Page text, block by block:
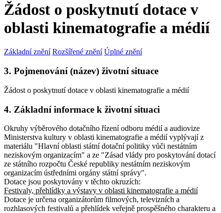
Žádost o poskytnutí dotace v
oblasti kinematografie a médií
Základní znění Rozšířené znění Úplné znění
3. Pojmenování (název) životní situace
Žádost o poskytnutí dotace v oblasti kinematografie a médií
4. Základní informace k životní situaci
Okruhy výběrového dotačního řízení odboru médií a audiovize
Ministerstva kultury v oblasti kinematografie a médií vyplývají z
materiálu "Hlavní oblasti státní dotační politiky vůči nestátním
neziskovým organizacím" a ze "Zásad vlády pro poskytování dotací
ze státního rozpočtu České republiky nestátním neziskovým
organizacím ústředními orgány státní správy".
Dotace jsou poskytovány v těchto okruzích:
Festivaly, přehlídky a výstavy v oblasti kinematografie a médií
Dotace je určena organizátorům filmových, televizních a
rozhlasových festivalů a přehlídek veřejně prospěšného charakteru a